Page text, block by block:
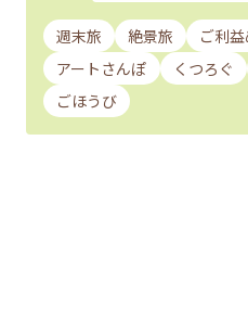
週末旅 絶景旅
ご利
アートさんぽ
くつろぐ
ごほうび